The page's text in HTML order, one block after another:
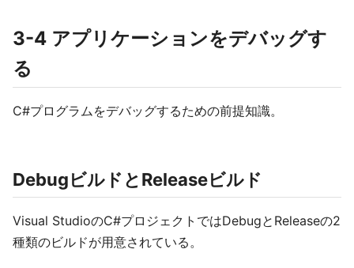
3-4 アプリケーションをデバッグす
る
C#プログラムをデバッグするための前提知識。
DebugビルドとReleaseビルド
Visual StudioのC#プロジェクトではDebugとReleaseの2
種類のビルドが用意されている。